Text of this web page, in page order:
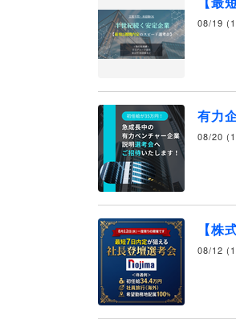
08/19
有力
08/20
【株
08/12